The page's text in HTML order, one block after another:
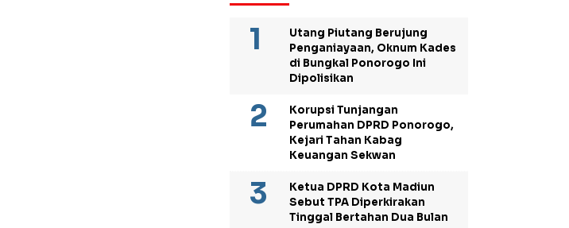
Utang Piutang Berujung
Penganiayaan, Oknum Kades
di Bungkal Ponorogo Ini
Dipolisikan
Korupsi Tunjangan
Perumahan DPRD Ponorogo,
Kejari Tahan Kabag
Keuangan Sekwan
Ketua DPRD Kota Madiun
Sebut TPA Diperkirakan
Tinggal Bertahan Dua Bulan